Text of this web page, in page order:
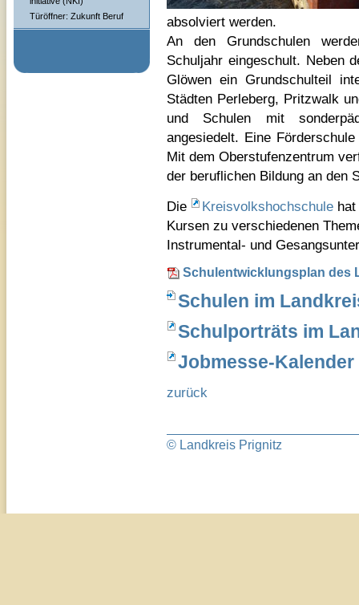
Türöffner: Zukunft Beruf
absolviert werden.
An den Grundschulen
Schuljahr eingeschult. Neben
Glöwen ein Grundschulteil
Städten Perleberg, Pritzwalk
und Schulen mit
angesiedelt. Eine
Mit dem Oberstufenzentrum
der beruflichen Bildung an den
Die
Kreisvolkshochschule
Kursen zu verschiedenen
Instrumental- und
Schulentwicklungsplan des
Schulen im
Schulporträts im
Jobmesse-
zurück
© Landkreis Prignitz